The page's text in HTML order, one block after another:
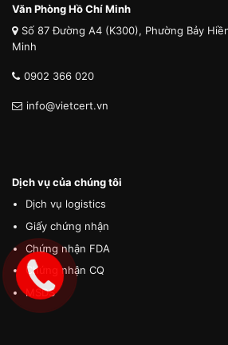
Văn Phòng Hồ Chí Minh
Số 87 Đường A4 (K300), Phường Bảy
Minh
0902 366 020
info@vietcert.vn
Dịch vụ của chúng tôi
Dịch vụ logistics
Giấy chứng nhận
Chứng nhận FDA
Chứng nhận CQ
MSDS